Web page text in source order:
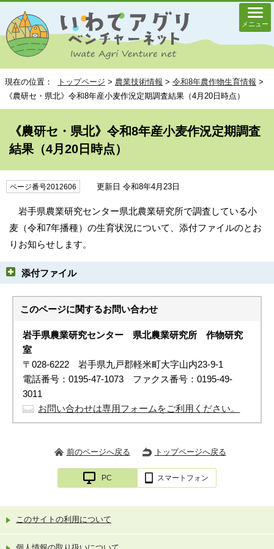
メニュー
現在の位置： トップページ > 農業技術情報 > 令和8年農作物生育情報 >
《農研セ・県北》令和8年産小麦作況定期調査結果（4月20日時点）
《農研セ・県北》令和8年産小麦作況定期調査
結果（4月20日時点）
ページ番号2012606 更新日 令和8年4月23日
岩手県農業研究センター県北農業研究所で調査している小
麦（令和7年播種）の生育状況について、添付ファイルのとお
りお知らせします。
添付ファイル
このページに関するお問い合わせ
岩手県農業研究センター 県北農業研究所 作物研究
室
〒028-6222 岩手県九戸郡軽米町大字山内23-9-1
電話番号：0195-47-1073 ファクス番号：0195-49-
3011
お問い合わせは専用フォームをご利用ください。
前のページへ戻る トップページへ戻る
PC スマートフォン
このサイトの利用について